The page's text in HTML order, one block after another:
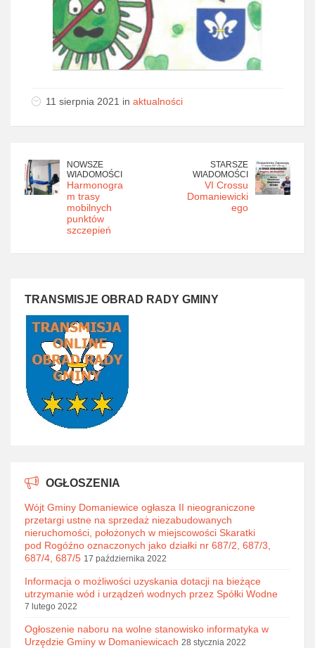
11 sierpnia 2021 in aktualności
NOWSZE
WIADOMOŚCI
Harmonogra
m trasy
mobilnych
punktów
szczepień
STARSZE
WIADOMOŚCI
VI Crossu
Domaniewicki
ego
TRANSMISJE OBRAD RADY GMINY
OGŁOSZENIA
Wójt Gminy Domaniewice ogłasza II nieograniczone
przetargi ustne na sprzedaż niezabudowanych
nieruchomości, położonych w miejscowości Skaratki
pod Rogóźno oznaczonych jako działki nr 687/2, 687/3,
687/4, 687/5 17 października 2022
Informacja o możliwości uzyskania dotacji na bieżące
utrzymanie wód i urządzeń wodnych przez Spółki Wodne
7 lutego 2022
Ogłoszenie naboru na wolne stanowisko informatyka w
Urzędzie Gminy w Domaniewicach 28 stycznia 2022